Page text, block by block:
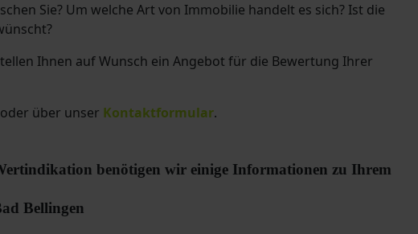
Sie? Um welche Art von Immobilie handelt es sich? Ist die
Ihnen auf Wunsch ein Angebot für die Bewertung Ihrer
oder über unser Kontaktformular.
benötigen wir einige Informationen zu Ihrem
Bellingen